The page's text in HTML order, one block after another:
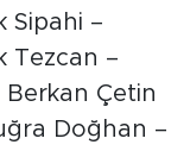
Sipahi –
Tezcan –
Berkan Çetin
Doğhan –